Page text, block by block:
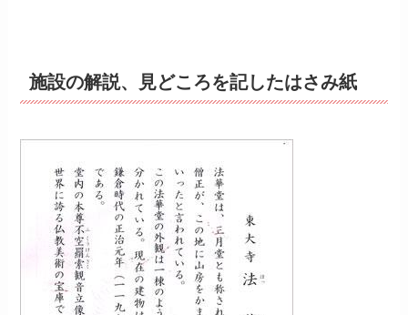
施設の解説、見どころを記したはさみ紙